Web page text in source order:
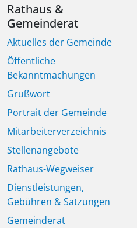
Rathaus &
Gemeinderat
Aktuelles der Gemeinde
Öffentliche
Bekanntmachungen
Grußwort
Portrait der Gemeinde
Mitarbeiterverzeichnis
Stellenangebote
Rathaus-Wegweiser
Dienstleistungen,
Gebühren & Satzungen
Gemeinderat